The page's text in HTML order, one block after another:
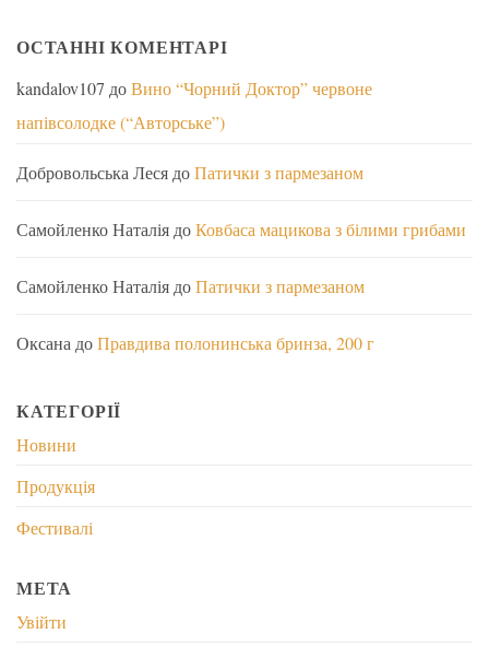
ОСТАННІ КОМЕНТАРІ
kandalov107 доВино “Чорний Доктор” червоне
напівсолодке (“Авторське”)
Добровольська ЛесядоПатички з пармезаном
Самойленко НаталіядоКовбаса мацикова з білими грибами
Самойленко НаталіядоПатички з пармезаном
ОксанадоПравдива полонинська бринза, 200 г
КАТЕГОРІЇ
Новини
Продукція
Фестивалі
МЕТА
Увійти